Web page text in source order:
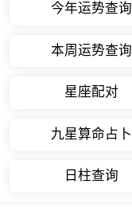
今年运势查询
本周运势查询
星座配对
九星算命占卜
日柱查询